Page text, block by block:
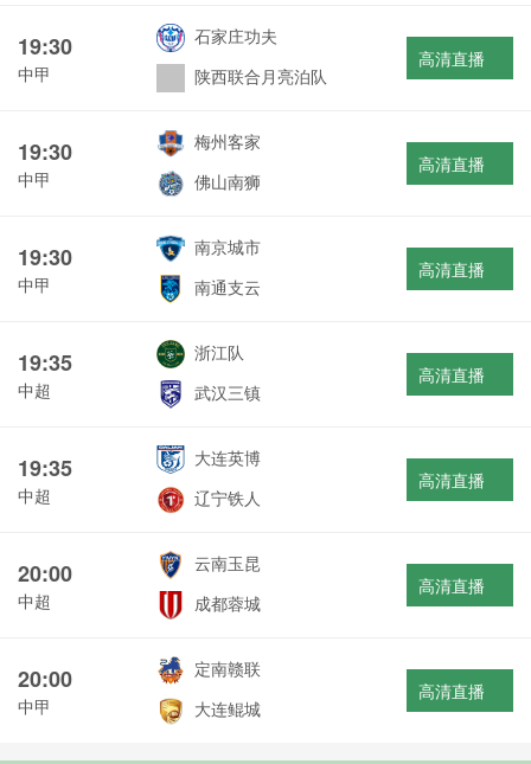
19:30
中甲
石家庄功夫
陕西联合月亮泊队
高清直播
19:30
中甲
梅州客家
佛山南狮
高清直播
19:30
中甲
南京城市
南通支云
高清直播
19:35
中超
浙江队
武汉三镇
高清直播
19:35
中超
大连英博
辽宁铁人
高清直播
20:00
中超
云南玉昆
成都蓉城
高清直播
20:00
中甲
定南赣联
大连鲲城
高清直播